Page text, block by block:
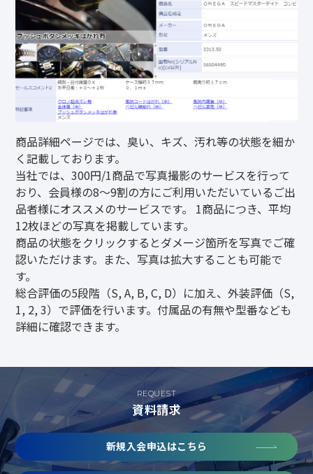
商品詳細ページでは、臭い、キズ、汚れ等の状態を細か
く記載しております。
当社では、300円/1商品で写真撮影のサービスを行って
おり、会員様の8～9割の方にご利用いただいているご出
品者様にオススメのサービスです。 1商品につき、平均
12枚ほどの写真を掲載しています。
商品の状態をクリックするとダメージ箇所を写真でご確
認いただけます。また、写真は拡大することも可能で
す。
総合評価の5段階（S, A, B, C, D）に加え、外装評価（S,
1, 2, 3）で評価を行います。付属品の有無や型番なども
詳細に確認できます。
REQUEST
資料請求
新規入会申込はこちら